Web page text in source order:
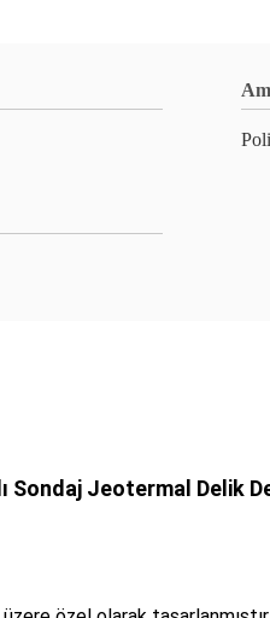
Sondaj Jeotermal Delik